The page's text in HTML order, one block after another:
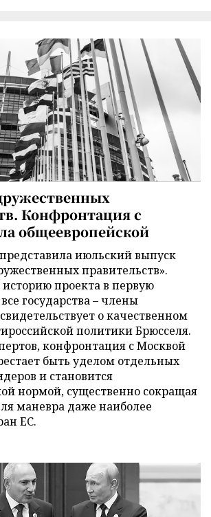
Конфронтация с
общеевропейской
июльский выпуск
правительств».
проекта в первую
государства – члены
о качественном
политики Брюсселя.
конфронтация с Москвой
быть уделом отдельных
и становится
нормой, существенно сокращая
маневра даже наиболее
ЕС.